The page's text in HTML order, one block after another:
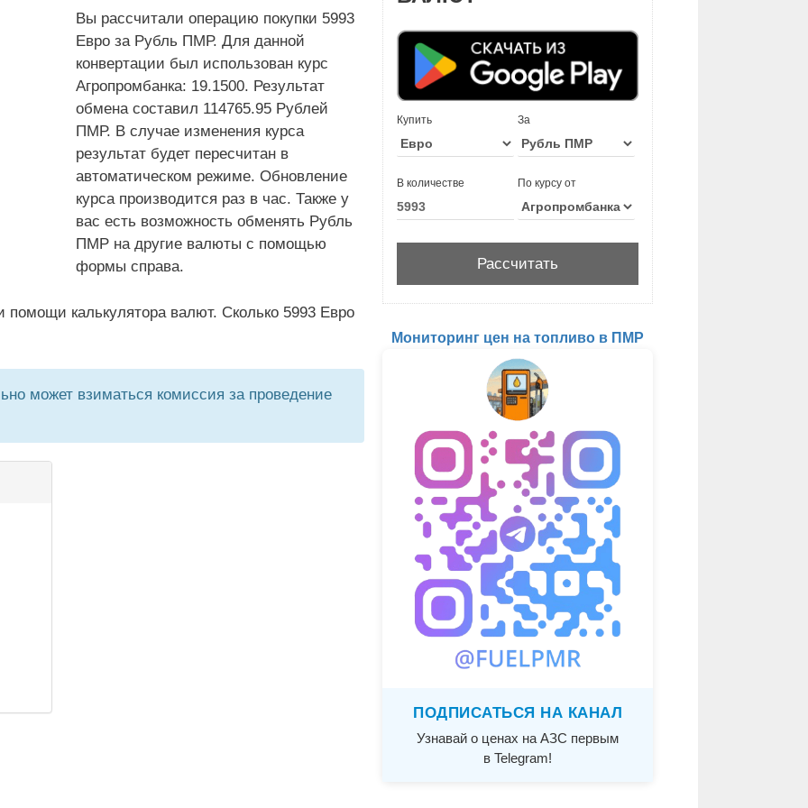
Вы рассчитали операцию покупки 5993
Евро за Рубль ПМР. Для данной
конвертации был использован курс
Агропромбанка: 19.1500. Результат
обмена составил 114765.95 Рублей
ПМР. В случае изменения курса
результат будет пересчитан в
автоматическом режиме. Обновление
курса производится раз в час. Также у
вас есть возможность обменять Рубль
ПМР на другие валюты с помощью
формы справа.
помощи калькулятора валют. Сколько 5993 Евро
может взиматься комиссия за проведение
Купить За
В количестве По курсу от
Мониторинг цен на топливо в ПМР
ПОДПИСАТЬСЯ НА КАНАЛ
Узнавай о ценах на АЗС первым
в Telegram!